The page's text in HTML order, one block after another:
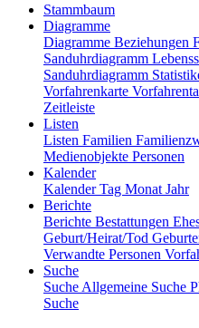
Stammbaum
Diagramme
Diagramme Beziehungen
Sanduhrdiagramm
Sanduhrdiagramm
Vorfahrenkarte
Zeitleiste
Listen
Listen Familien
Medienobjekte Personen
Kalender
KalenderTag Monat Jahr
Berichte
Berichte Bestattungen
Geburt/Heirat/Tod
Verwandte Personen
Suche
Suche Allgemeine Suche
Suche